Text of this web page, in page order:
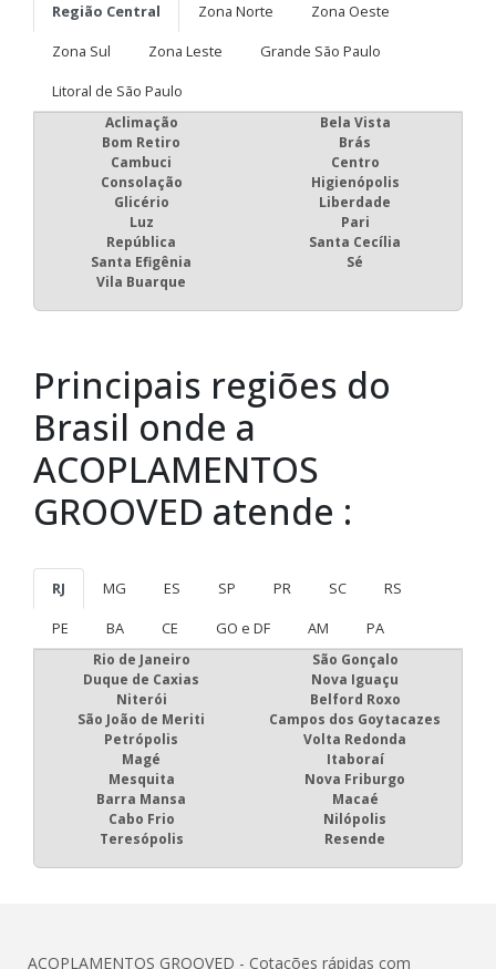
Região Central Zona Norte
Zona Oeste
Zona Sul
Zona Leste
Grande São Paulo
Litoral de São Paulo
Aclimação
Bela Vista
Bom Retiro
Brás
Cambuci
Centro
Consolação
Higienópolis
Glicério
Liberdade
Luz
Pari
República
Santa Cecília
Santa Efigênia
Sé
Vila Buarque
Principais regiões do
Brasil onde a
ACOPLAMENTOS
GROOVED atende :
RJ MG ES SP PR SC
RS
PE
BA CE GO e DF AM PA
Rio de Janeiro
São Gonçalo
Duque de Caxias
Nova Iguaçu
Niterói
Belford Roxo
São João de Meriti
Campos dos Goytacazes
Petrópolis
Volta Redonda
Magé
Itaboraí
Mesquita
Nova Friburgo
Barra Mansa
Macaé
Cabo Frio
Nilópolis
Teresópolis
Resende
ACOPLAMENTOS GROOVED - Cotações rápidas com